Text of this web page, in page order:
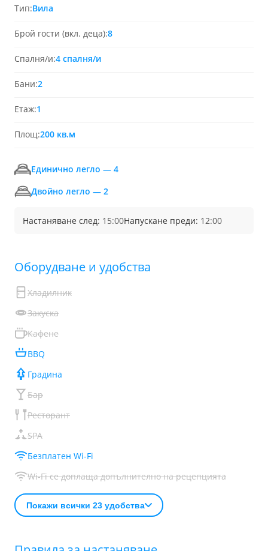
Тип:Вила
Брой гости (вкл. деца):8
Спалня/и:4 спалня/и
Бани:2
Етаж:1
Площ:200 кв.м
Единично легло — 4
Двойно легло — 2
Настаняване след: 15:00Напускане преди: 12:00
Обoрудване и удобства
Хладилник
Закуска
Кафене
BBQ
Градина
Бар
Ресторант
SPA
Безплатен Wi-Fi
Wi-Fi се доплаща допълнително на рецепцията
Покажи всички 23 удобства